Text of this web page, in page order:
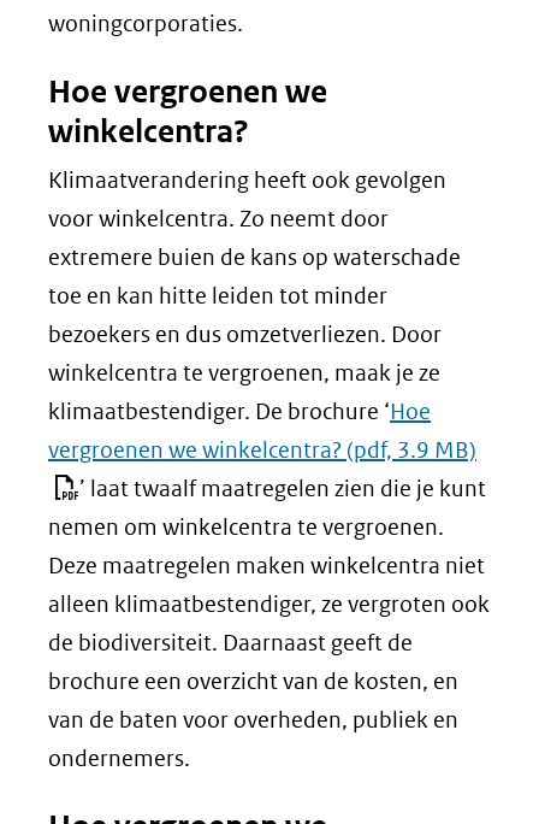
woningcorporaties.
Hoe vergroenen we
winkelcentra?
Klimaatverandering heeft ook gevolgen
voor winkelcentra. Zo neemt door
extremere buien de kans op waterschade
toe en kan hitte leiden tot minder
bezoekers en dus omzetverliezen. Door
winkelcentra te vergroenen, maak je ze
klimaatbestendiger. De brochure ‘Hoe
vergroenen we winkelcentra? (pdf, 3.9 MB)
’ laat twaalf maatregelen zien die je kunt
nemen om winkelcentra te vergroenen.
Deze maatregelen maken winkelcentra niet
alleen klimaatbestendiger, ze vergroten ook
de biodiversiteit. Daarnaast geeft de
brochure een overzicht van de kosten, en
van de baten voor overheden, publiek en
ondernemers.